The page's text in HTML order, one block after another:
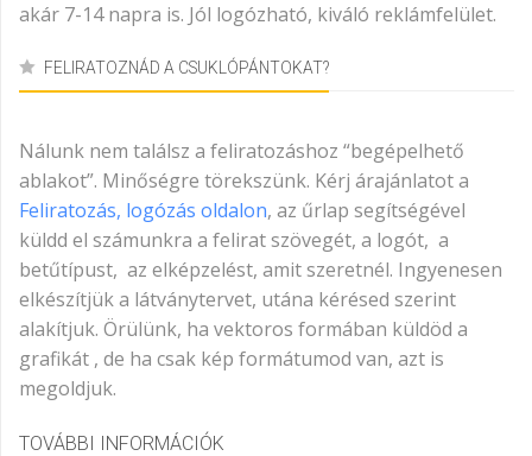
akár 7-14 napra is. Jól logózható, kiváló reklámfelület.
FELIRATOZNÁD A CSUKLÓPÁNTOKAT?
Nálunk nem találsz a feliratozáshoz “begépelhető
ablakot”. Minőségre törekszünk. Kérj árajánlatot a
Feliratozás, logózás oldalon, az űrlap segítségével
küldd el számunkra a felirat szövegét, a logót, a
betűtípust, az elképzelést, amit szeretnél. Ingyenesen
elkészítjük a látványtervet, utána kérésed szerint
alakítjuk. Örülünk, ha vektoros formában küldöd a
grafikát , de ha csak kép formátumod van, azt is
megoldjuk.
TOVÁBBI INFORMÁCIÓK